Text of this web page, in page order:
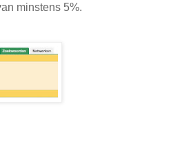
minstens 5%.